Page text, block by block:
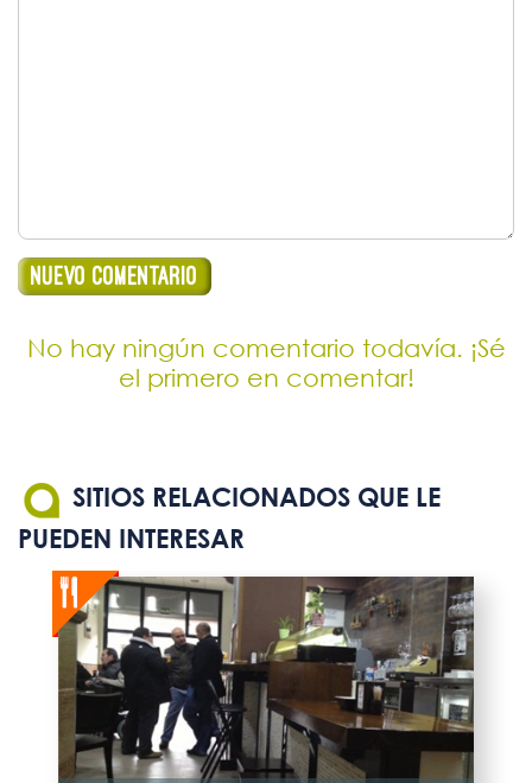
No hay ningún comentario todavía. ¡Sé
el primero en comentar!
SITIOS RELACIONADOS QUE LE
PUEDEN INTERESAR